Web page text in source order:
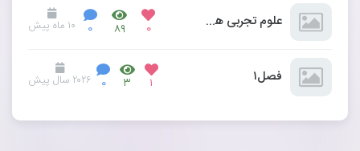
علوم تجربی هشتم مخلوط و جداسازی مواد ۰ ۸۹ ۰ ۱۰ ماه پیش
فصل۱ ۱ ۳ ۰ ۲۰۲۶ سال پیش